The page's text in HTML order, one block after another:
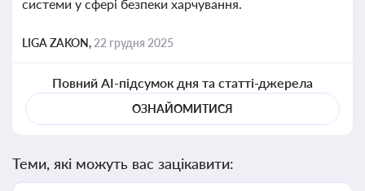
системи у сфері безпеки харчування.
LIGA ZAKON, 22 грудня 2025
Повний AI-підсумок дня та статті-джерела
ОЗНАЙОМИТИСЯ
Теми, які можуть вас зацікавити: